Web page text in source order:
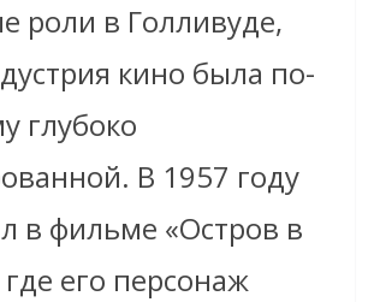
роли в Голливуде,
кино была по-
глубоко
В 1957 году
в фильме «Остров в
его персонаж